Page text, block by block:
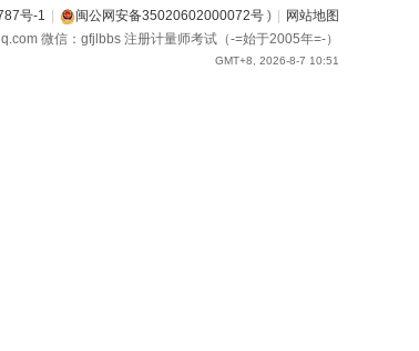
号-1 闽公网安备35020602000072号 )
网站地图
微信：gfjlbbs 注册计量师考试（-=始于2005年=-）
GMT+8, 2026-8-7 10:51